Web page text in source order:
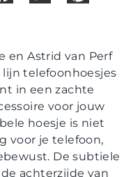
en Astrid van Perf
telefoonhoesjes
in een zachte
voor jouw
hoesje is niet
voor je telefoon,
De subtiele
achterzijde van